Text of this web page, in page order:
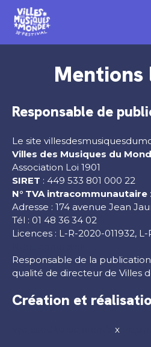
Mentions
Responsable de
Le site
Villes des Musiques du
Association Loi 1901
SIRET : 449 533 801 000 22
N° TVA intracommunautaire
Adresse : 174 avenue Jean
Tél : 01 48 36 34 02
Licences : L-R-2020-011932,
Responsable de la
qualité de directeur de Villes
Création et
x